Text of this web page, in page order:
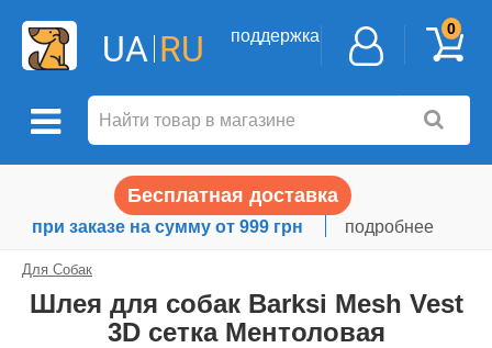
UA RU поддержка 0
Бесплатная доставка
при заказе на сумму от 999 грн подробнее
Для Собак
Шлея для собак Barksi Mesh Vest
3D сетка Ментоловая